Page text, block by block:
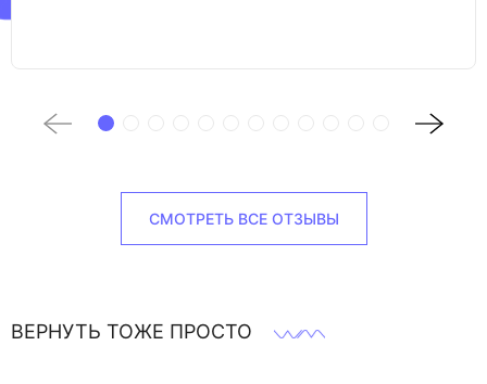
СМОТРЕТЬ ВСЕ ОТЗЫВЫ
ВЕРНУТЬ ТОЖЕ ПРОСТО